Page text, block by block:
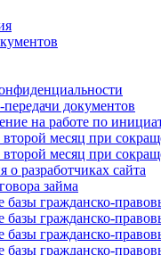
документов
на работе по
месяц при
месяц при
разработчиках сайта
займа
базы гражданско-
базы гражданско-
базы гражданско-
базы гражданско-